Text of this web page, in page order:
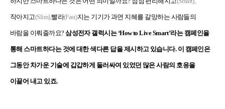
작아지고(Slim), 빨라(Fast)지는 기기가 과연 지혜를 갈망하는 사람들의
바람을 이뤄줄까요?삼성전자 갤럭시는 ‘How to Live Smart’라는 캠페인을
통해 스마트하다는 것에 대한 색다른 답을 제시하고 있습니다. 이 캠페인은
그동안 차가운 기술에 갑갑하게 둘러싸여 있었던 많은 사람의 호응을
이끌어 내고 있죠.